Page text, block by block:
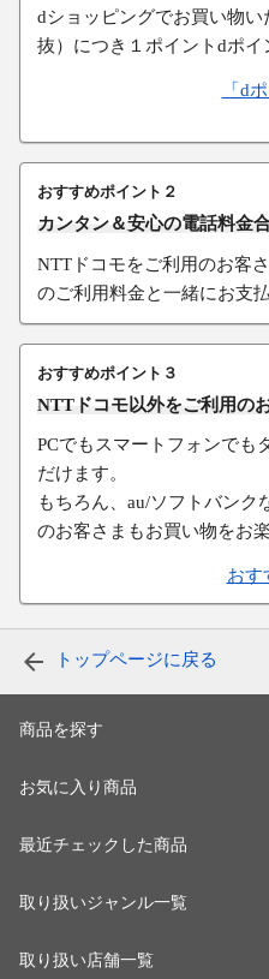
dショッピングでお買い物
抜）につき１ポイントdポイ
「d
おすすめポイント２
カンタン＆安心の電話料金
NTTドコモをご利用のお客
のご利用料金と一緒にお支
おすすめポイント３
NTTドコモ以外をご利用の
PCでもスマートフォンでも
だけます。
もちろん、au/ソフトバンク
のお客さまもお買い物をお
おす
トップページに戻る
商品を探す
お気に入り商品
最近チェックした商品
取り扱いジャンル一覧
取り扱い店舗一覧